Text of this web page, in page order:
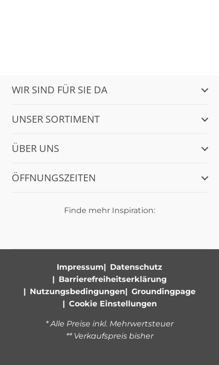
WIR SIND FÜR SIE DA
UNSER SORTIMENT
ÜBER UNS
ÖFFNUNGSZEITEN
Finde mehr Inspiration:
Impressum
Datenschutz
Barrierefreiheitserklärung
Nutzungsbedingungen
Groundingpage
Cookie Einstellungen
* Alle Preise inkl. Mehrwertsteuer
** Verkaufspreis bisher